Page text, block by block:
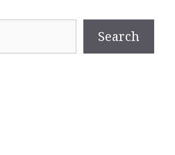
Search